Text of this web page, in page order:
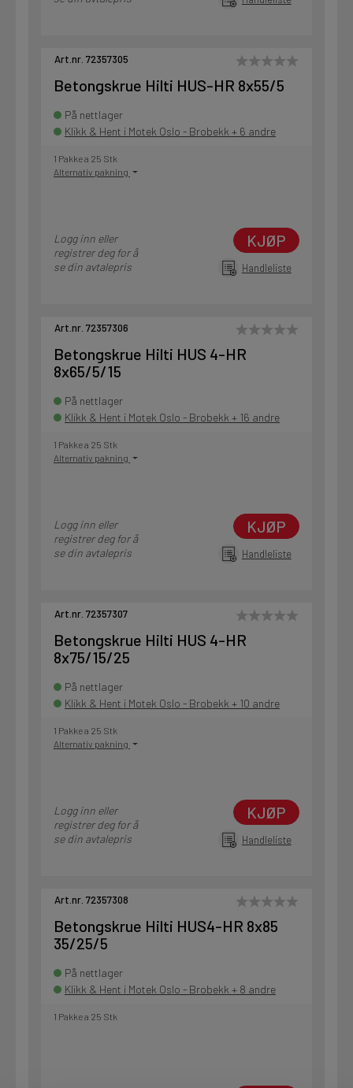
Art.nr. 72357305
Betongskrue Hilti HUS-HR 8x55/5
På nettlager
Klikk & Hent i Motek Oslo - Brobekk + 6 andre
1 Pakke a 25 Stk
Alternativ pakning
Logg inn eller
registrer deg for å
se din avtalepris
KJØP
Handleliste
Art.nr. 72357306
Betongskrue Hilti HUS 4-HR
8x65/5/15
På nettlager
Klikk & Hent i Motek Oslo - Brobekk + 16 andre
1 Pakke a 25 Stk
Alternativ pakning
Logg inn eller
registrer deg for å
se din avtalepris
KJØP
Handleliste
Art.nr. 72357307
Betongskrue Hilti HUS 4-HR
8x75/15/25
På nettlager
Klikk & Hent i Motek Oslo - Brobekk + 10 andre
1 Pakke a 25 Stk
Alternativ pakning
Logg inn eller
registrer deg for å
se din avtalepris
KJØP
Handleliste
Art.nr. 72357308
Betongskrue Hilti HUS4-HR 8x85
35/25/5
På nettlager
Klikk & Hent i Motek Oslo - Brobekk + 8 andre
1 Pakke a 25 Stk